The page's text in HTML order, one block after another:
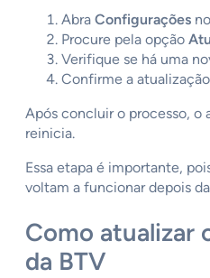
Abra Configurações
Procure pela opção
Verifique se há uma
Confirme a atualização
Após concluir o processo, o
reinicia.
Essa etapa é importante,
voltam a funcionar depois
Como atualizar
da BTV